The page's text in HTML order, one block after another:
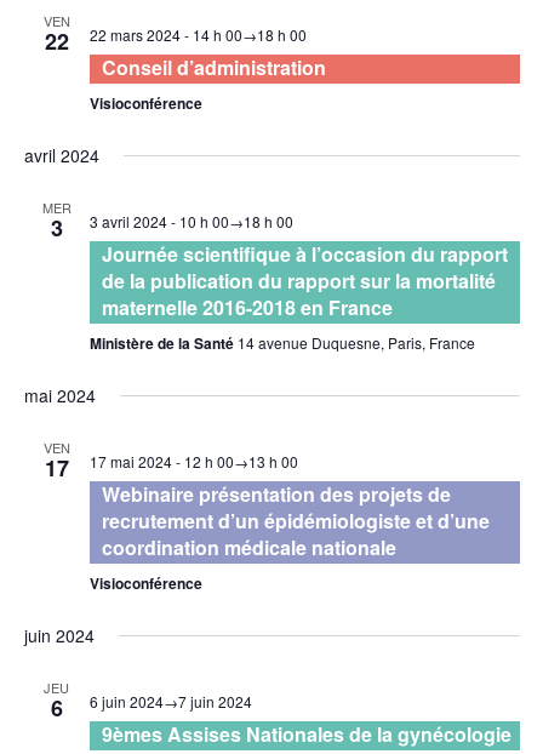
VEN
22 22 mars 2024 - 14 h 00→18 h 00
Conseil d’administration
Visioconférence
avril 2024
MER
3 3 avril 2024 - 10 h 00→18 h 00
Journée scientifique à l’occasion du rapport
de la publication du rapport sur la mortalité
maternelle 2016-2018 en France
Ministère de la Santé 14 avenue Duquesne, Paris, France
mai 2024
VEN
17 17 mai 2024 - 12 h 00→13 h 00
Webinaire présentation des projets de
recrutement d’un épidémiologiste et d’une
coordination médicale nationale
Visioconférence
juin 2024
JEU
6 6 juin 2024→7 juin 2024
9èmes Assises Nationales de la gynécologie